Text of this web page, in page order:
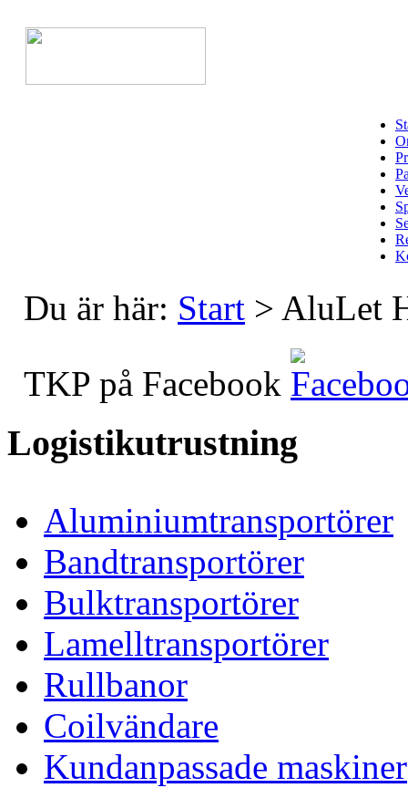
Du är här: Start > AluLet
TKP på Facebook
Logistikutrustning
Aluminiumtransportörer
Bandtransportörer
Bulktransportörer
Lamelltransportörer
Rullbanor
Coilvändare
Kundanpassade maskiner